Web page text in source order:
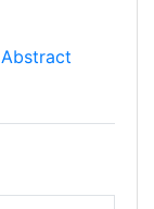
Abstract